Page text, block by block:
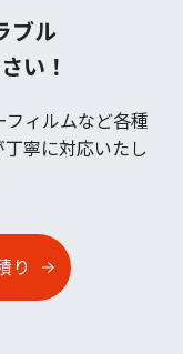
ブル
い！
フィルムなど各種
寧に対応いたし
り